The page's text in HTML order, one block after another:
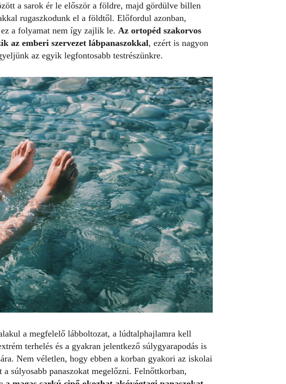
a sarok ér le először a földre, majd gördülve billen
rugaszkodunk el a földtől. Előfordul azonban,
a folyamat nem így zajlik le. Az ortopéd szakorvos
az emberi szervezet lábpanaszokkal, ezért is nagyon
az egyik legfontosabb testrészünkre.
a megfelelő lábboltozat, a lúdtalphajlamra kell
terhelés és a gyakran jelentkező súlygyarapodás is
Nem véletlen, hogy ebben a korban gyakori az iskolai
súlyosabb panaszokat megelőzni. Felnőttkorban,